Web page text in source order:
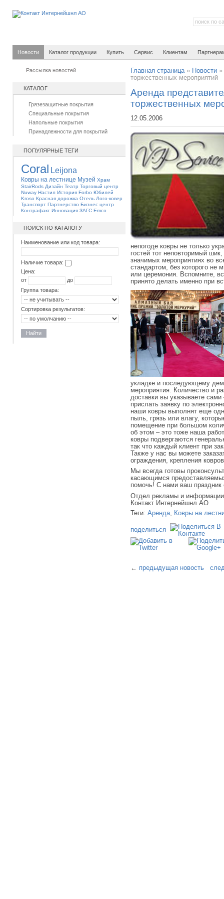
Новости Каталог продукции Купить Сервис Клиентам
Рассылка новостей
КАТАЛОГ
Грязезащитные покрытия
Специальные покрытия
Напольные покрытия
Принадлежности для покрытий
ПОПУЛЯРНЫЕ ТЕГИ
Coral Leijona
Ковры на лестнице Музей Храм
StairRods Дизайн Театр Торговый центр
Nuway Настил История Forbo Юбилей
Kroso Красная дорожка Отель Лого-ковер
Транспорт Партнерство Бизнес центр
Контрафакт Инновация ЗАГС Emco
ПОИСК ПО КАТАЛОГУ
Наименование или код товара:
Наличие товара:
Цена:
от
до
Группа товара:
Сортировка результатов:
Найти
Главная страница» Новости
торжественных мероприятий
Аренда
торжественных
12.05.2006
непогоде ковры не только
гостей тот неповторимый
значимых мероприятиях во
стандартом, без которого не
или церемония. Вспомните,
принято делать именно при
укладке и последующему
мероприятия. Количество и
доставки вы указываете
прислать заявку по
наши ковры выполнят еще
пыль, грязь или влагу,
помещение при большом
об этом – это тоже наша
ковры подвергаются
так что каждый клиент при
Также у нас вы можете
ограждения, крепления
Мы всегда готовы
касающимся
помочь! С нами ваш
Отдел рекламы и информации
Контакт Интернейшнл АО
Теги:Аренда Ковры на
поделиться
← предыдущая новость